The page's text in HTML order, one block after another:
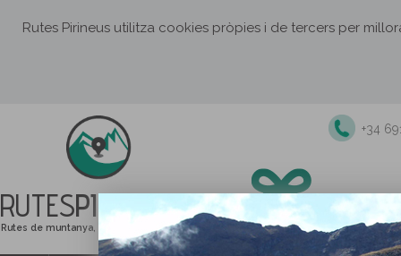
Rutes Pirineus utilitza cookies pròpies i de tercers per
RUTESPIRINEUS
Rutes de muntanya, senderisme i excursions
+34